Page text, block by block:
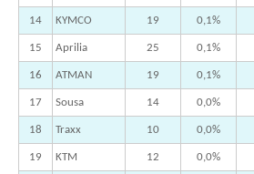
14 KYMCO 19 0,1%
15 Aprilia 25 0,1%
16 ATMAN 19 0,1%
17 Sousa 14 0,0%
18 Traxx 10 0,0%
19 KTM 12 0,0%